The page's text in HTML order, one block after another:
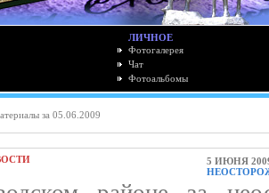
ЛИЧНОЕ
Фотогалерея
Чат
Фотоальбомы
за 05.06.2009
5 ИЮНЯ